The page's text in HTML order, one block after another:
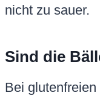
nicht zu sauer.
Sind die
Bei